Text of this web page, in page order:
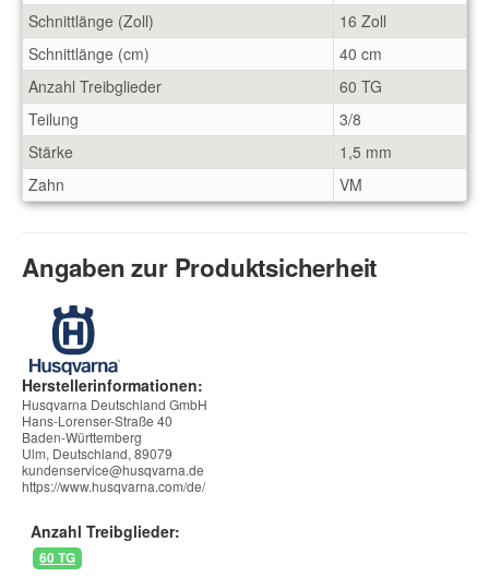
Schnittlänge (Zoll)
16 Zoll
Schnittlänge (cm)
40 cm
Anzahl Treibglieder
60 TG
Teilung
3/8
Stärke
1,5 mm
Zahn
VM
Angaben zur Produktsicherheit
Herstellerinformationen:
Husqvarna Deutschland GmbH
Hans-Lorenser-Straße 40
Baden-Württemberg
Ulm, Deutschland, 89079
kundenservice@husqvarna.de
https://www.husqvarna.com/de/
Anzahl Treibglieder:
60 TG